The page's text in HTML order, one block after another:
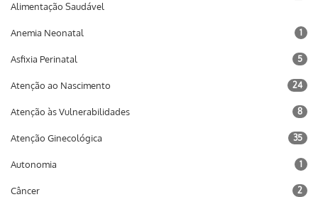
Alimentação Saudável
Anemia Neonatal 1
Asfixia Perinatal 5
Atenção ao Nascimento 24
Atenção às Vulnerabilidades 8
Atenção Ginecológica 35
Autonomia 1
Câncer 2